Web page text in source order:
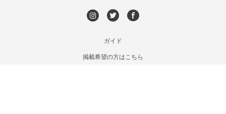
姪浜・筑前前原・九大学研都市
ガイド
掲載希望の方はこちら